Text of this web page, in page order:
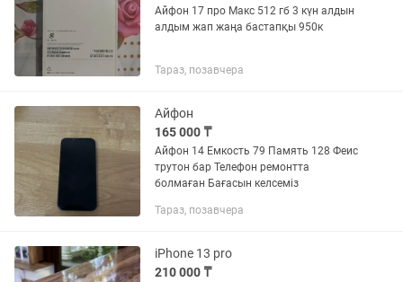
Айфон 17 про Макс 512 гб 3 күн алдын
алдым жап жаңа бастапқы 950к
Тараз, позавчера
Айфон
165 000 ₸
Айфон 14 Емкость 79 Память 128 Феис
трутон бар Телефон ремонтта
болмаған Бағасын келсеміз
Тараз, позавчера
iPhone 13 pro
210 000 ₸